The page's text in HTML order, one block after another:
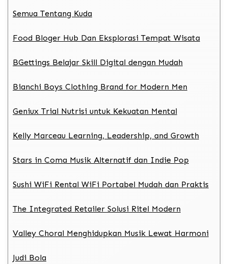
Semua Tentang Kuda
Food Bloger Hub Dan Eksplorasi Tempat Wisata
BGettings Belajar Skill Digital dengan Mudah
Bianchi Boys Clothing Brand for Modern Men
Geniux Trial Nutrisi untuk Kekuatan Mental
Kelly Marceau Learning, Leadership, and Growth
Stars in Coma Musik Alternatif dan Indie Pop
Sushi WiFi Rental WiFi Portabel Mudah dan Praktis
The Integrated Retailer Solusi Ritel Modern
Valley Choral Menghidupkan Musik Lewat Harmoni
Judi Bola